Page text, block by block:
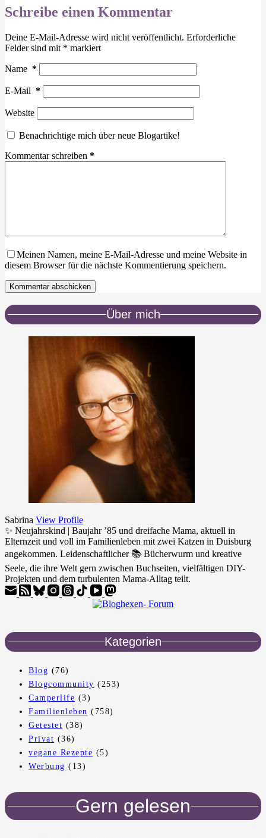
Schreibe einen Kommentar
Deine E-Mail-Adresse wird nicht veröffentlicht. Erforderliche
Felder sind mit * markiert
Name *
E-Mail *
Website
Benachrichtige mich über neue Blogartike!
Kommentar schreiben *
Meinen Namen, meine E-Mail-Adresse und meine Website in
diesem Browser für die nächste Kommentierung speichern.
Kommentar abschicken
Über mich
Sabrina View Profile
✨ Neujahrskind | Baujahr ’85 und dreifache Mama, aktuell in
Elternzeit und voll im Familienleben mit zwei Katzen in Duisburg
angekommen. Leidenschaftlicher 📚 Bücherwurm und kreative
Seele, die ihre Welt gern zwischen Buchseiten, vielfältigen DIY-
Projekten und dem turbulenten Mama-Alltag teilt.
Kategorien
Blog (76)
Blogcommunity (253)
Camperlife (3)
Familienleben (758)
Getestet (38)
Privat (36)
vegane Rezepte (5)
Werbung (13)
Gern gelesen